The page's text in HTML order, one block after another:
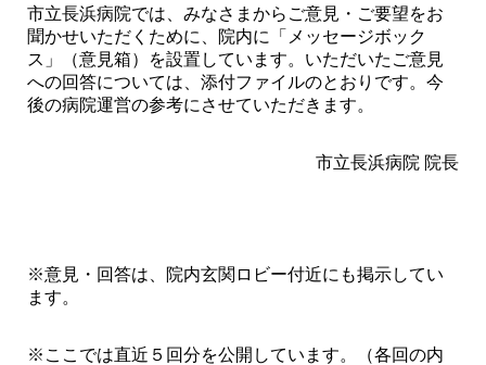
診療科一覧
医療機関の方へ
（人間ドック）
市立長浜病院では、みなさまからご意見・ご要望をお
聞かせいただくために、院内に「メッセージボック
ス」（意見箱）を設置しています。いただいたご意見
への回答については、添付ファイルのとおりです。今
後の病院運営の参考にさせていただきます。
市立長浜病院 院長
※意見・回答は、院内玄関ロビー付近にも掲示してい
ます。
※ここでは直近５回分を公開しています。（各回の内